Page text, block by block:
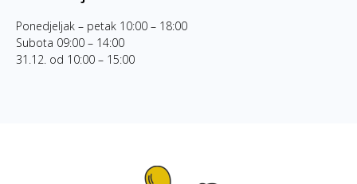
Ponedjeljak – petak 10:00 – 18:00
Subota 09:00 – 14:00
31.12. od 10:00 – 15:00